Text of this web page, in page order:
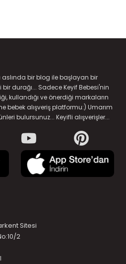
bir blog ile başlayan bir
durağı... Sadece Keyif Bebesi'nin
kullandığı ve önerdiği markaların
bebek alışveriş platformu:) Umarım
bulursunuz... Keyifli alışverişler...
Sitesi
2